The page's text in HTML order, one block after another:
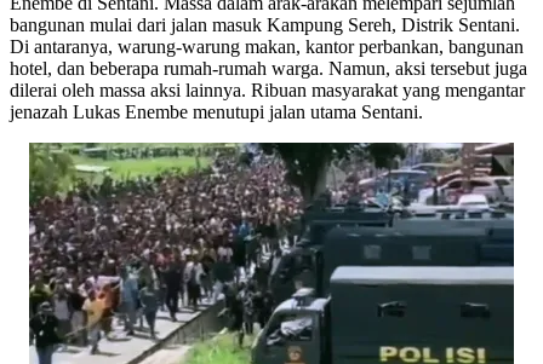
bangunan mulai dari jalan masuk Kampung Sereh, Distrik Sentani.
Di antaranya, warung-warung makan, kantor perbankan, bangunan
hotel, dan beberapa rumah-rumah warga. Namun, aksi tersebut juga
dilerai oleh massa aksi lainnya. Ribuan masyarakat yang mengantar
jenazah Lukas Enembe menutupi jalan utama Sentani.